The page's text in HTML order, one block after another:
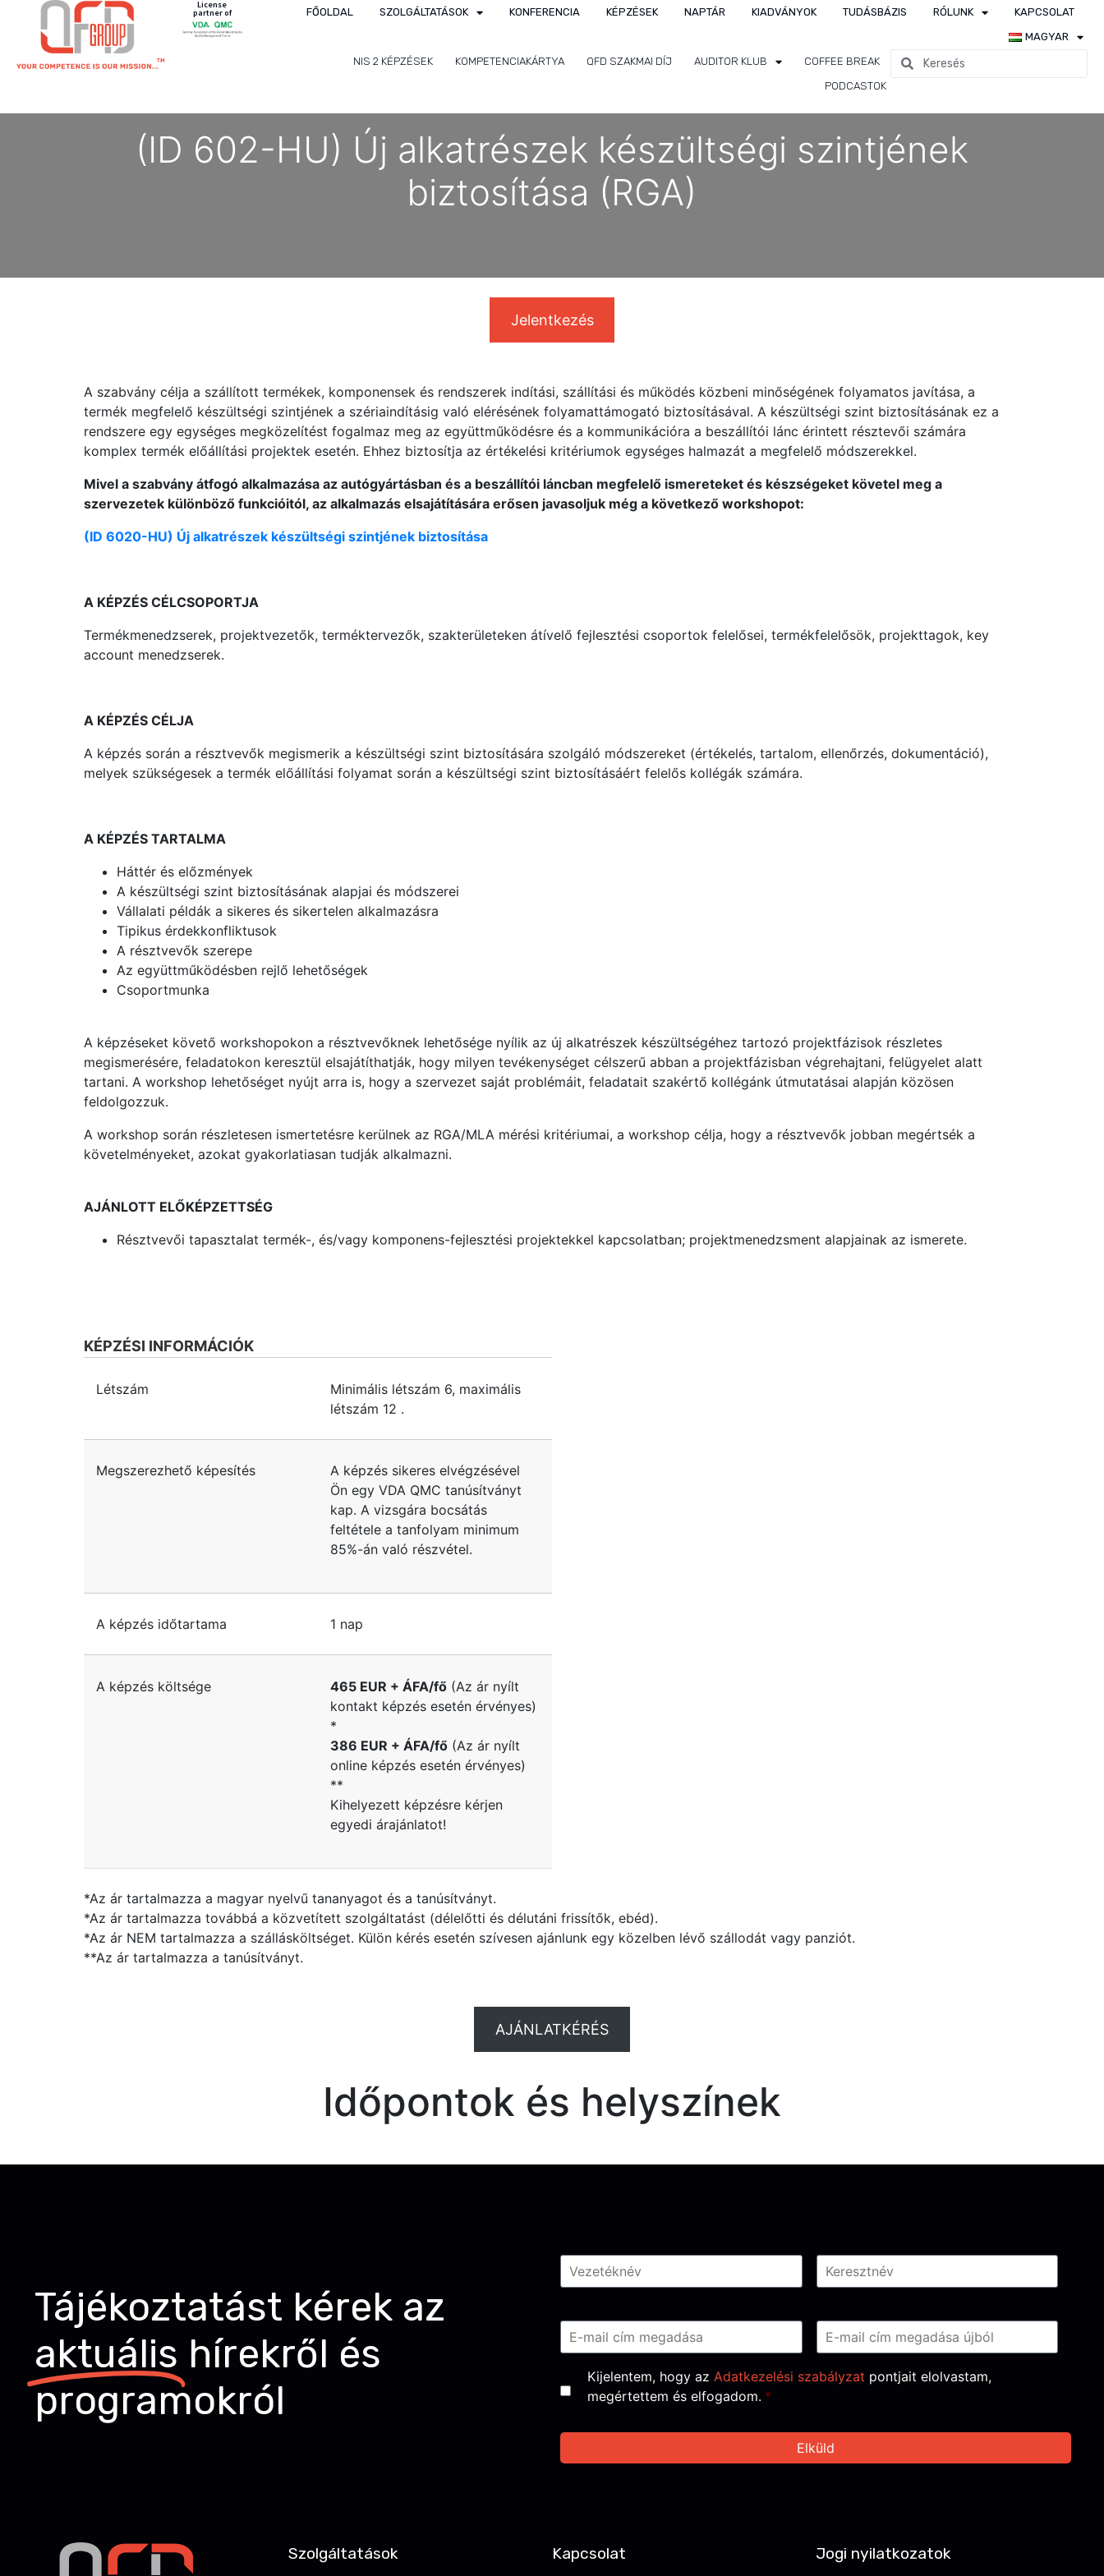
License
partner of FŐOLDAL SZOLGÁLTATÁSOK KONFERENCIA KÉPZÉSEK NAPTÁR KIADVÁNYOK TUDÁSBÁZIS RÓLUNK
KAPCSOLAT
MAGYAR
NIS 2 KÉPZÉSEK
KOMPETENCIAKÁRTYA QFD SZAKMAI DÍJ AUDITOR KLUB
COFFEE BREAK
PODCASTOK
(ID 602-HU) Új alkatrészek készültségi szintjének
biztosítása (RGA)
Jelentkezés
A szabvány célja a szállított termékek, komponensek és rendszerek indítási, szállítási és működés közbeni minőségének folyamatos javítása, a
termék megfelelő készültségi szintjének a szériaindításig való elérésének folyamattámogató biztosításával. A készültsé­gi szint biztosításának ez a
rendszere egy egységes megközelítést fogalmaz meg az együttműködésre és a kommunikációra a beszállítói lánc érintett résztevői számára
komplex termék előállítási projektek esetén. Ehhez biztosítja az értékelési kritériumok egységes halmazát a megfelelő módszerekkel.
Mivel a szabvány átfogó alkalmazása az autógyártásban és a beszállítói láncban megfelelő ismereteket és készségeket követel meg a
szervezetek különböző funkcióitól, az alkalmazás elsajátítására erősen javasoljuk még a következő workshopot:
(ID 6020-HU) Új alkatrészek készültségi szintjének biztosítása
A KÉPZÉS CÉLCSOPORTJA
Termékmenedzserek, projektvezetők, terméktervezők, szakterületeken átívelő fejlesztési csoportok felelő­sei, termékfelelősök, projekttagok, key
account menedzserek.
A KÉPZÉS CÉLJA
A képzés során a résztvevők megismerik a készültségi szint biztosítására szolgáló módszereket (értékelés, tartalom, ellenőrzés, dokumentáció),
melyek szükségesek a termék előállítási folyamat során a készültségi szint biztosításáért felelős kollégák számára.
A KÉPZÉS TARTALMA
Háttér és előzmények
A készültségi szint biztosításának alapjai és módszerei
Vállalati példák a sikeres és sikertelen alkalmazásra
Tipikus érdekkonfliktusok
A résztvevők szerepe
Az együttműködésben rejlő lehetőségek
Csoportmunka
A képzéseket követő workshopokon a résztvevőknek lehetősége nyílik az új alkatrészek készültségéhez tartozó projektfázisok részletes
megismerésére, feladatokon keresztül elsajátíthatják, hogy milyen tevékenységet célszerű abban a projektfázisban végrehajtani, felügyelet alatt
tartani. A workshop lehetőséget nyújt arra is, hogy a szervezet saját problémáit, feladatait szakértő kollégánk útmutatásai alapján közösen
feldolgozzuk.
A workshop során részletesen ismertetésre kerülnek az RGA/MLA mérési kritériumai, a workshop célja, hogy a résztvevők jobban megértsék a
követelményeket, azokat gyakorlatiasan tudják alkalmazni.
AJÁNLOTT ELŐKÉPZETTSÉG
Résztvevői tapasztalat termék-, és/vagy komponens-fejlesztési projektekkel kapcsolatban; projektmenedzs­ment alapjainak az ismerete.
KÉPZÉSI INFORMÁCIÓK
Létszám Minimális létszám 6, maximális
létszám 12 .
Megszerezhető képesítés
A képzés sikeres elvégzésével
Ön egy VDA QMC tanúsítványt
kap. A vizsgára bocsátás
feltétele a tanfolyam minimum
85%-án való részvétel.
A képzés időtartama 1 nap
A képzés költsége 465 EUR + ÁFA/fő (Az ár nyílt
kontakt képzés esetén érvényes)
*
386 EUR + ÁFA/fő (Az ár nyílt
online képzés esetén érvényes)
**
Kihelyezett képzésre kérjen
egyedi árajánlatot!
*Az ár tartalmazza a magyar nyelvű tananyagot és a tanúsítványt.
*Az ár tartalmazza továbbá a közvetített szolgáltatást (délelőtti és délutáni frissítők, ebéd).
*Az ár NEM tartalmazza a szállásköltséget. Külön kérés esetén szívesen ajánlunk egy közelben lévő szállodát vagy panziót.
**Az ár tartalmazza a tanúsítványt.
AJÁNLATKÉRÉS
Időpontok és helyszínek
Tájékoztatást kérek az
aktuális hírekről és
programokról
Név *
Email *
Consent *
Kijelentem, hogy az Adatkezelési szabályzat pontjait elolvastam,
megértettem és elfogadom. *
Szolgáltatások Kapcsolat Jogi nyilatkozatok